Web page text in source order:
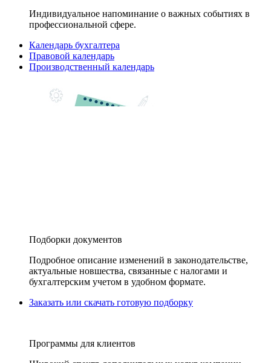
Индивидуальное напоминание о важных событиях в
профессиональной сфере.
Календарь бухгалтера
Правовой календарь
Производственный календарь
Подборки документов
Подробное описание изменений в законодательстве,
актуальные новшества, связанные с налогами и
бухгалтерским учетом в удобном формате.
Заказать или скачать готовую подборку
Программы для клиентов